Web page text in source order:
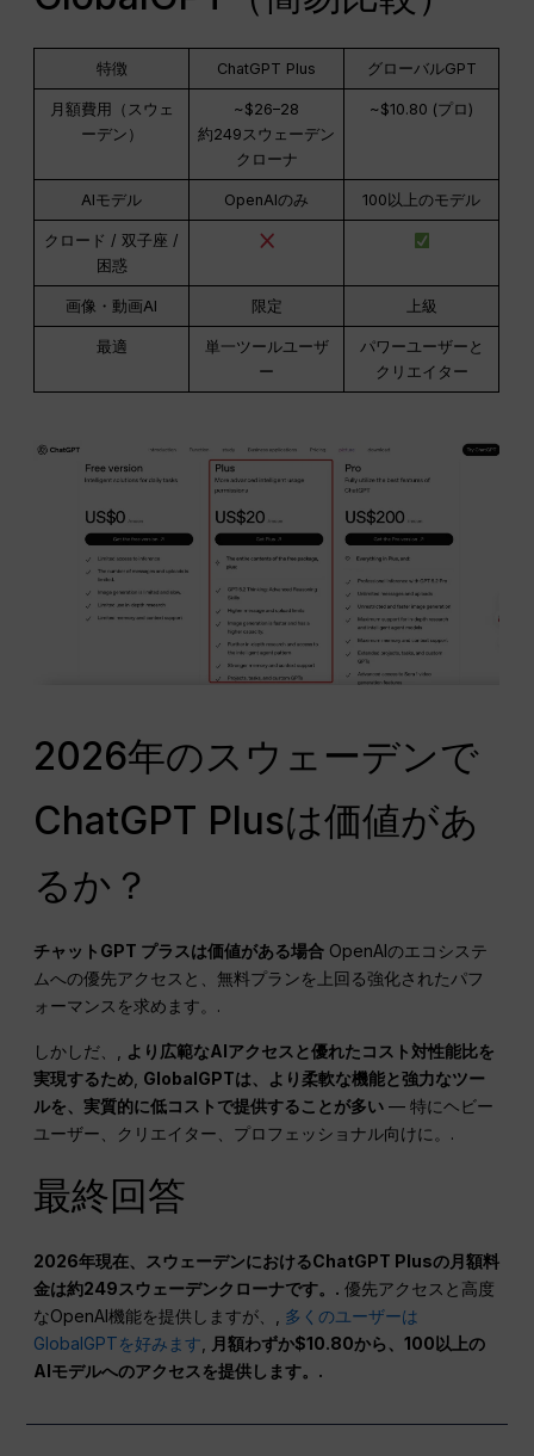
特徴 ChatGPT Plus グローバルGPT
月額費用（スウェ
ーデン）
~$26–28
約249スウェーデン
クローナ
~$10.80 (プロ)
AIモデル OpenAIのみ 100以上のモデル
クロード / 双子座 /
困惑
画像・動画AI 限定 上級
最適
単一ツールユーザ
ー
パワーユーザーと
クリエイター
2026年のスウェーデンで
ChatGPT Plusは価値があ
るか？
チャットGPT プラスは価値がある場合 OpenAIのエコシステ
ムへの優先アクセスと、無料プランを上回る強化されたパフ
ォーマンスを求めます。.
しかしだ、, より広範なAIアクセスと優れたコスト対性能比を
実現するため GlobalGPTは、より柔軟な機能と強力なツー
ルを、実質的に低コストで提供することが多い — 特にヘビー
ユーザー、クリエイター、プロフェッショナル向けに。.
最終回答
2026年現在、スウェーデンにおけるChatGPT Plusの月額料
金は約249スウェーデンクローナです。. 優先アクセスと高度
なOpenAI機能を提供しますが、, 多くのユーザーは
GlobalGPTを好みます
月額わずか$10.80から、100以上の
AIモデルへのアクセスを提供します。.